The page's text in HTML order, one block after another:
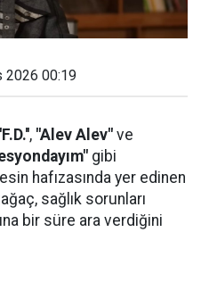
2026 00:19
, "Alev Alev" ve
gibi
hafızasında yer edinen
sağlık sorunları
bir süre ara verdiğini